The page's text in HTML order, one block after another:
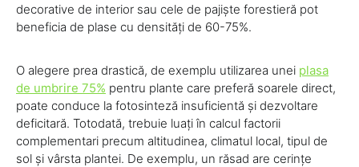
decorative de interior sau cele de pajiște forestieră pot
beneficia de plase cu densități de 60-75%.
O alegere prea drastică, de exemplu utilizarea unei plasa
de umbrire 75% pentru plante care preferă soarele direct,
poate conduce la fotosinteză insuficientă și dezvoltare
deficitară. Totodată, trebuie luați în calcul factorii
complementari precum altitudinea, climatul local, tipul de
sol și vârsta plantei. De exemplu, un răsad are cerințe